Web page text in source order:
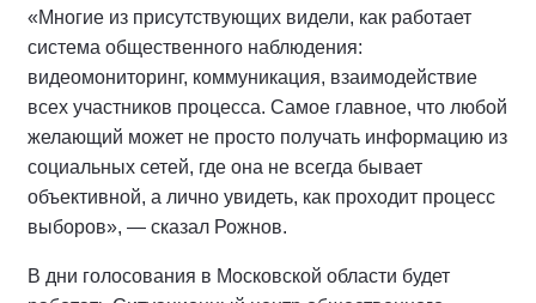
«Многие из присутствующих видели, как работает
система общественного наблюдения:
видеомониторинг, коммуникация, взаимодействие
всех участников процесса. Самое главное, что любой
желающий может не просто получать информацию из
социальных сетей, где она не всегда бывает
объективной, а лично увидеть, как проходит процесс
выборов», — сказал Рожнов.
В дни голосования в Московской области будет